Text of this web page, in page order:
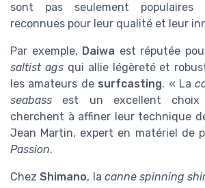
sont pas seulement populaires
reconnues pour leur qualité et leur
Par exemple, Daiwa est réputée
saltist agsqui allie légèreté et
les amateurs de surfcasting. « La
seabass est un excellent
cherchent à affiner leur technique
Jean Martin, expert en matériel de
Passion.
ChezShimano, la canne spinning